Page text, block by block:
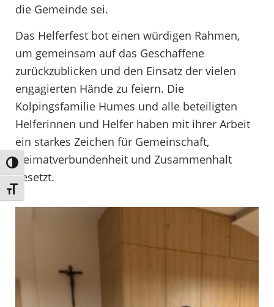
Umschalten auf hohe Kontraste
Schrift vergrößern
die Gemeinde sei.
Das Helferfest bot einen würdigen Rahmen,
um gemeinsam auf das Geschaffene
zurückzublicken und den Einsatz der vielen
engagierten Hände zu feiern. Die
Kolpingsfamilie Humes und alle beteiligten
Helferinnen und Helfer haben mit ihrer Arbeit
ein starkes Zeichen für Gemeinschaft,
Heimatverbundenheit und Zusammenhalt
gesetzt.